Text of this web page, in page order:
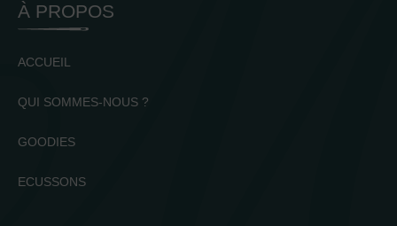
À PROPOS
ACCUEIL
QUI SOMMES-NOUS ?
GOODIES
ECUSSONS